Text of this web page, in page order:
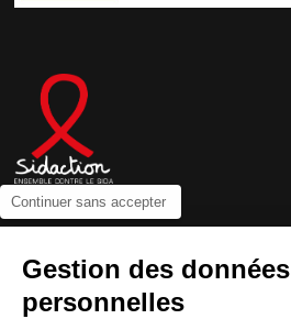
Continuer sans accepter
Gestion des données
personnelles
Newsletter
Nous suivre sur les réseaux :